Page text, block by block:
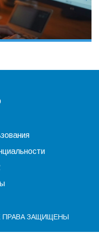
ПРАВА ЗАЩИЩЕНЫ